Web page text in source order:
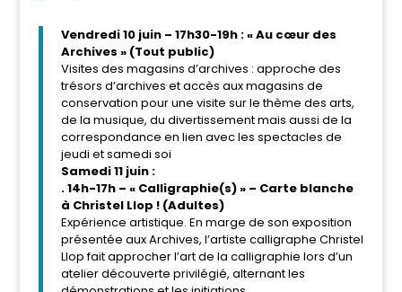
Vendredi 10 juin – 17h30-19h : « Au cœur des
Archives » (Tout public)
Visites des magasins d’archives : approche des
trésors d’archives et accès aux magasins de
conservation pour une visite sur le thème des arts,
de la musique, du divertissement mais aussi de la
correspondance en lien avec les spectacles de
jeudi et samedi soi
Samedi 11 juin :
. 14h-17h – « Calligraphie(s) » – Carte blanche
à Christel Llop ! (Adultes)
Expérience artistique. En marge de son exposition
présentée aux Archives, l’artiste calligraphe Christel
Llop fait approcher l’art de la calligraphie lors d’un
atelier découverte privilégié, alternant les